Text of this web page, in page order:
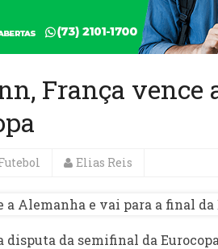
França
Elias Reis
disputa da semifinal da